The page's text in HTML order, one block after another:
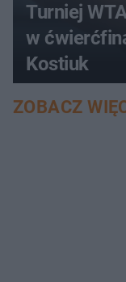
Turniej
w
Kostiuk
ZOBACZ